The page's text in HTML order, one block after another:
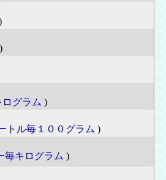
)
グラム )
トル毎１００グラム )
毎キログラム )